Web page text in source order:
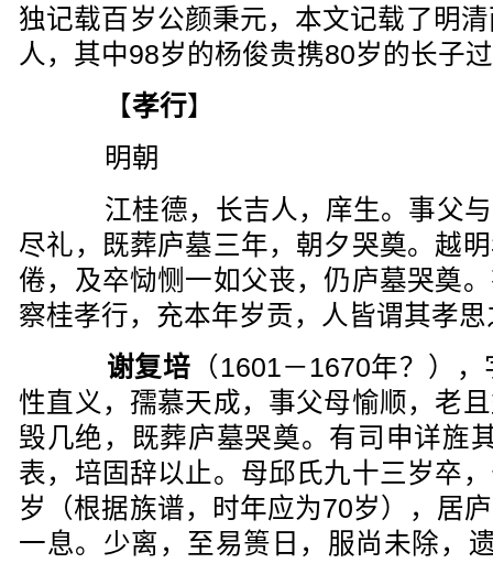
独记载百岁公颜秉元，本文记载了明
人，其中98岁的杨俊贵携80岁的长子
【孝行】
明朝
江桂德，长吉人，庠生。事父与
尽礼，既葬庐墓三年，朝夕哭奠。越
倦，及卒恸恻一如父丧，仍庐墓哭奠
察桂孝行，充本年岁贡，人皆谓其孝
谢复培 （1601－1670年？）
性直义，孺慕天成，事父母愉顺，老
毁几绝，既葬庐墓哭奠。有司申详旌
表，培固辞以止。母邱氏九十三岁卒
岁（根据族谱，时年应为70岁），居
一息。少离，至易篑日，服尚未除，